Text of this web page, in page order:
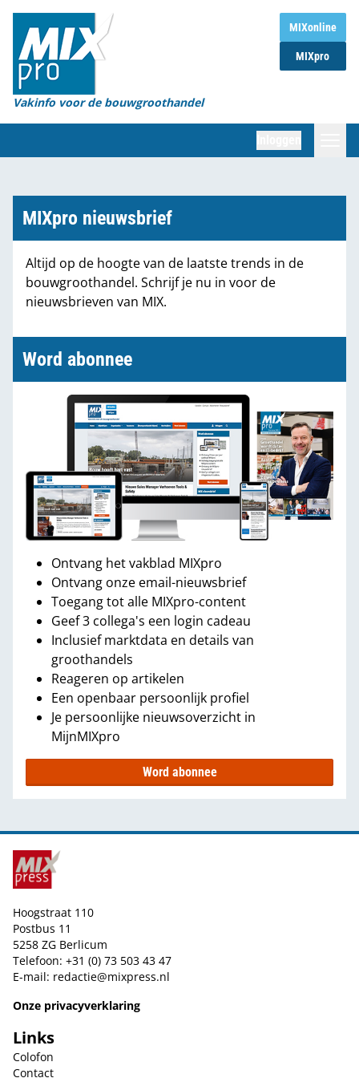
MIXonline
MIXpro
Vakinfo voor de bouwgroothandel
Home
Magazines
Organisaties
Marktcijfers
Partners
MIXpro nieuwsbrief
Altijd op de hoogte van de laatste trends in de
bouwgroothandel. Schrijf je nu in voor de
nieuwsbrieven van MIX.
Word abonnee
Ontvang het vakblad MIXpro
Ontvang onze email-nieuwsbrief
Toegang tot alle MIXpro-content
Geef 3 collega's een login cadeau
Inclusief marktdata en details van
groothandels
Reageren op artikelen
Een openbaar persoonlijk profiel
Je persoonlijke nieuwsoverzicht in
MijnMIXpro
Word abonnee
Hoogstraat 110
Postbus 11
5258 ZG Berlicum
Telefoon: +31 (0) 73 503 43 47
E-mail: redactie@mixpress.nl
Onze privacyverklaring
Links
Colofon
Contact